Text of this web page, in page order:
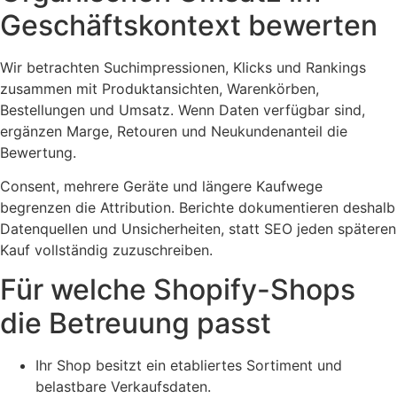
Geschäftskontext bewerten
Wir betrachten Suchimpressionen, Klicks und Rankings
zusammen mit Produktansichten, Warenkörben,
Bestellungen und Umsatz. Wenn Daten verfügbar sind,
ergänzen Marge, Retouren und Neukundenanteil die
Bewertung.
Consent, mehrere Geräte und längere Kaufwege
begrenzen die Attribution. Berichte dokumentieren deshalb
Datenquellen und Unsicherheiten, statt SEO jeden späteren
Kauf vollständig zuzuschreiben.
Für welche Shopify-Shops
die Betreuung passt
Ihr Shop besitzt ein etabliertes Sortiment und
belastbare Verkaufsdaten.